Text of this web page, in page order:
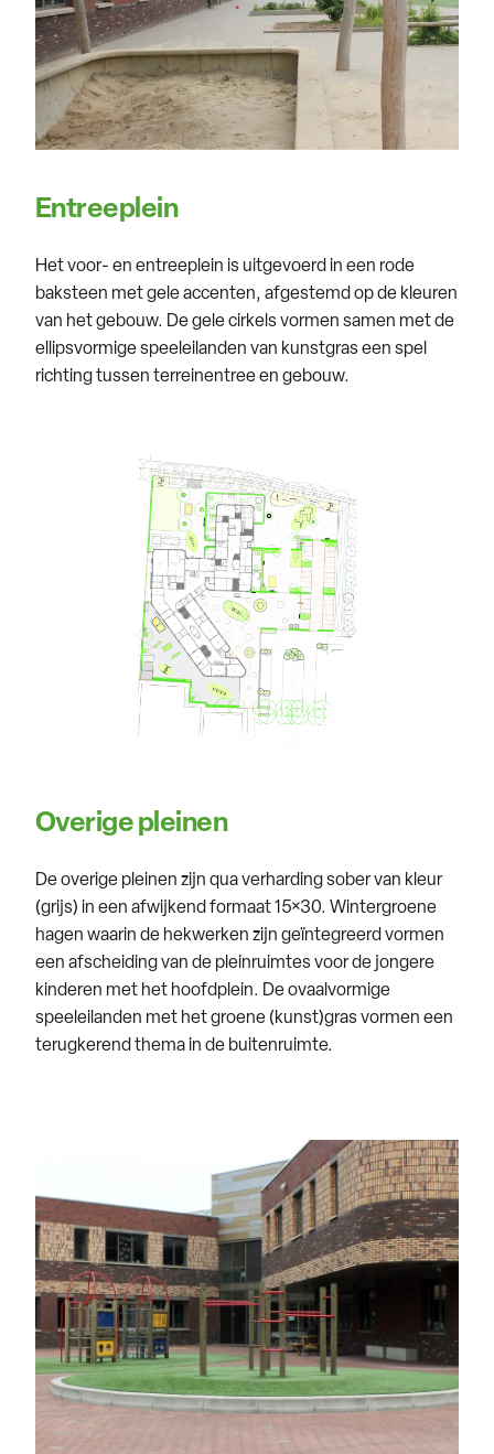
Entreeplein
Het voor- en entreeplein is uitgevoerd in een rode
baksteen met gele accenten, afgestemd op de kleuren
van het gebouw. De gele cirkels vormen samen met de
ellipsvormige speeleilanden van kunstgras een spel
richting tussen terreinentree en gebouw.
Overige pleinen
De overige pleinen zijn qua verharding sober van kleur
(grijs) in een afwijkend formaat 15×30. Wintergroene
hagen waarin de hekwerken zijn geïntegreerd vormen
een afscheiding van de pleinruimtes voor de jongere
kinderen met het hoofdplein. De ovaalvormige
speeleilanden met het groene (kunst)gras vormen een
terugkerend thema in de buitenruimte.